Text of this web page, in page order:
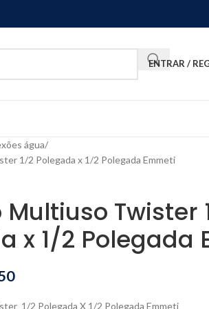
ENTRAR /
água
1/2 Polegada x 1/2 Polegada Emmeti
Multiuso Twister
x 1/2 Polegada
1/2 Polegada X 1/2 Polegada Emmeti